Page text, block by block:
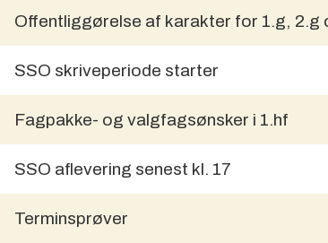
Offentliggørelse af karakter for 1.g, 2.g
SSO skriveperiode starter
Fagpakke- og valgfagsønsker i 1.hf
SSO aflevering senest kl. 17
Terminsprøver